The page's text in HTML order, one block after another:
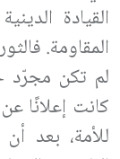
القيادة
لم تكن مجرّد
كانت إعلانًا
للأمة، بعد